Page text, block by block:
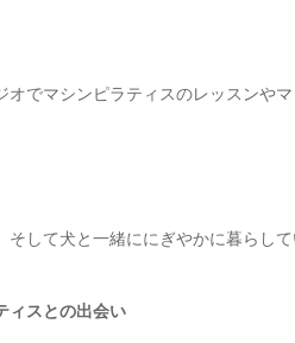
オでマシンピラティスのレッスンや
そして犬と一緒ににぎやかに暮らして
ィスとの出会い